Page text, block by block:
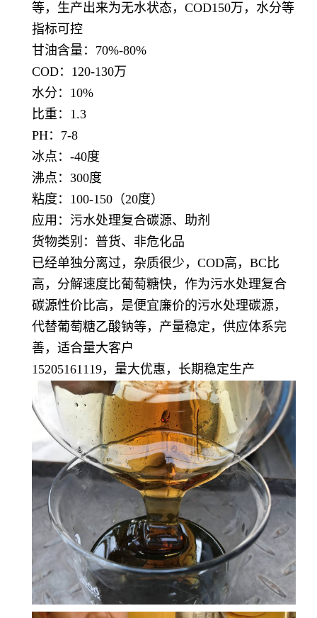
等，生产出来为无水状态，COD150万，水分等
指标可控
甘油含量：70%-80%
COD：120-130万
水分：10%
比重：1.3
PH：7-8
冰点：-40度
沸点：300度
粘度：100-150（20度）
应用：污水处理复合碳源、助剂
货物类别：普货、非危化品
已经单独分离过，杂质很少，COD高，BC比
高，分解速度比葡萄糖快，作为污水处理复合
碳源性价比高，是便宜廉价的污水处理碳源，
代替葡萄糖乙酸钠等，产量稳定，供应体系完
善，适合量大客户
15205161119，量大优惠，长期稳定生产